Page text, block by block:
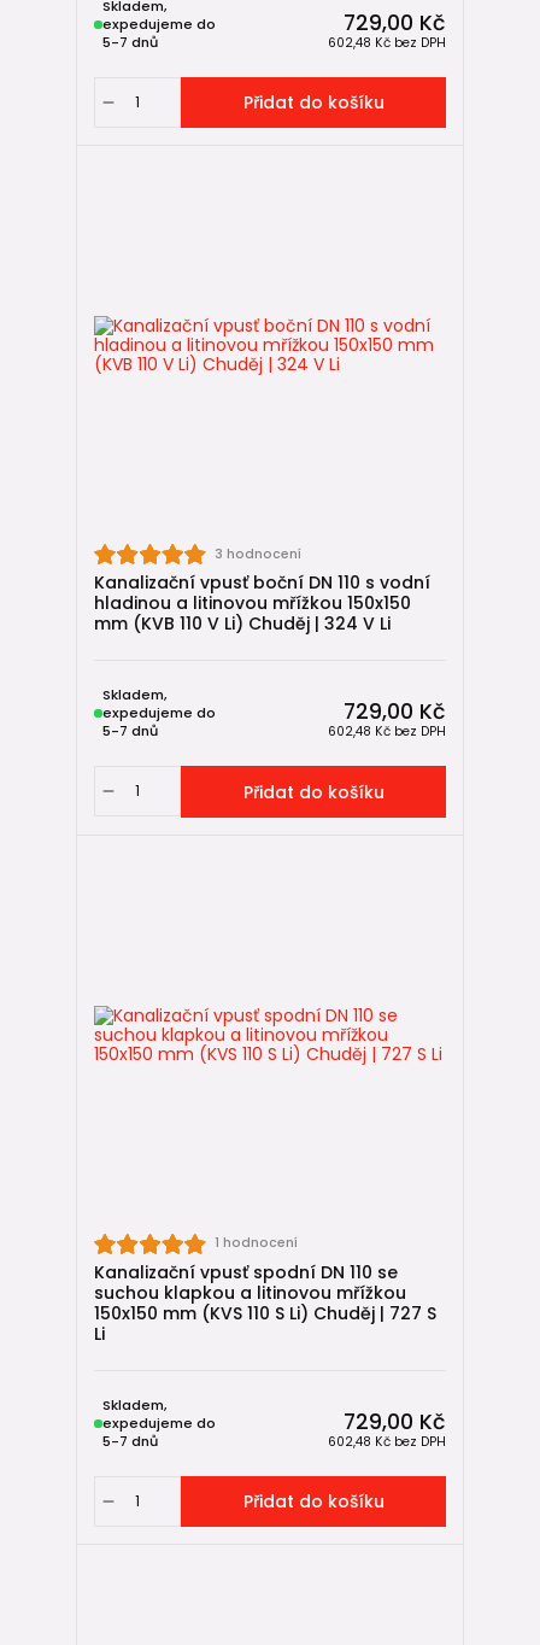
729,00 Kč
602,48 Kč bez DPH
Skladem,
expedujeme do
5-7 dnů
Přidat do košíku
3 hodnocení
Kanalizační vpusť boční DN 110 s vodní
hladinou a litinovou mřížkou 150x150
mm (KVB 110 V Li) Chuděj | 324 V Li
729,00 Kč
602,48 Kč bez DPH
Skladem,
expedujeme do
5-7 dnů
Přidat do košíku
1 hodnocení
Kanalizační vpusť spodní DN 110 se
suchou klapkou a litinovou mřížkou
150x150 mm (KVS 110 S Li) Chuděj | 727 S
Li
729,00 Kč
602,48 Kč bez DPH
Skladem,
expedujeme do
5-7 dnů
Přidat do košíku